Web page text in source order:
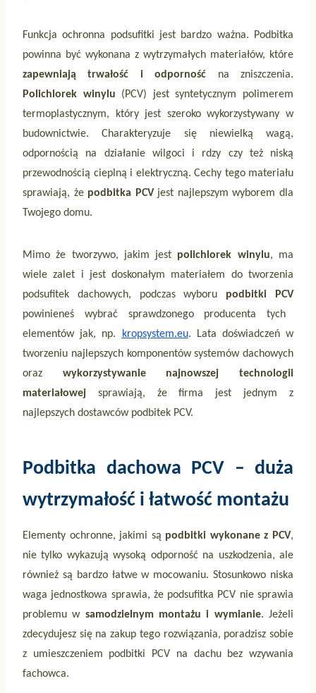
Funkcja ochronna podsufitki jest bardzo ważna. Podbitka
powinna być wykonana z wytrzymałych materiałów, które
zapewniają trwałość i odporność na zniszczenia.
Polichlorek winylu (PCV) jest syntetycznym polimerem
termoplastycznym, który jest szeroko wykorzystywany w
budownictwie. Charakteryzuje się niewielką wagą,
odpornością na działanie wilgoci i rdzy czy też niską
przewodnością cieplną i elektryczną. Cechy tego materiału
sprawiają, że podbitka PCVjest najlepszym wyborem dla
Twojego domu.
Mimo że tworzywo, jakim jest polichlorek winylu, ma
wiele zalet i jest doskonałym materiałem do tworzenia
podsufitek dachowych, podczas wyboru podbitki PCV
powinieneś wybrać sprawdzonego producenta tych
elementów jak, np. kropsystem.eu. Lata doświadczeń w
tworzeniu najlepszych komponentów systemów dachowych
oraz wykorzystywanie najnowszej technologii
materiałowej sprawiają, że firma jest jednym z
najlepszych dostawców podbitek PCV.
Podbitka dachowa PCV – duża
wytrzymałość i łatwość montażu
Elementy ochronne, jakimi są podbitki wykonane z PCV,
nie tylko wykazują wysoką odporność na uszkodzenia, ale
również są bardzo łatwe w mocowaniu. Stosunkowo niska
waga jednostkowa sprawia, że podsufitka PCV nie sprawia
problemu w samodzielnym montażu i wymianie. Jeżeli
zdecydujesz się na zakup tego rozwiązania, poradzisz sobie
z umieszczeniem podbitki PCV na dachu bez wzywania
fachowca.